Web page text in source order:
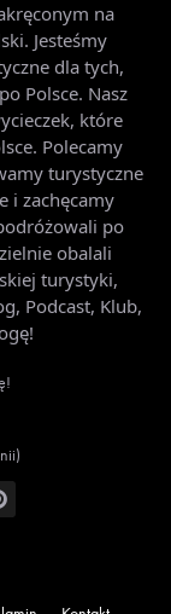
na
Jesteśmy
dla tych,
Polsce. Nasz
które
Polecamy
turystyczne
i zachęcamy
po
obalali
turystyki,
Podcast, Klub,